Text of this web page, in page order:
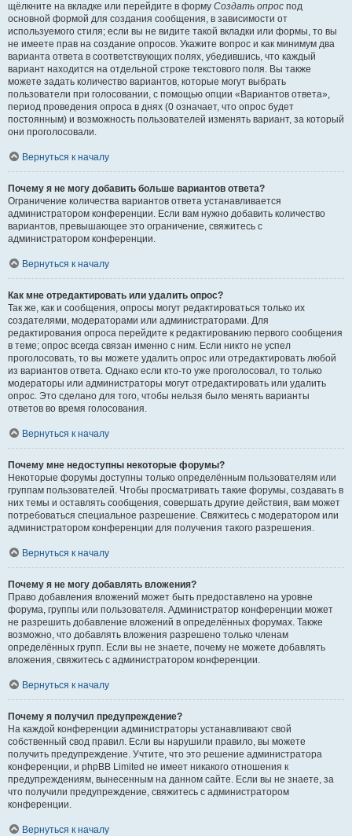
щёлкните на вкладке или перейдите в форму Создать опрос под
основной формой для создания сообщения, в зависимости от
используемого стиля; если вы не видите такой вкладки или формы, то вы
не имеете прав на создание опросов. Укажите вопрос и как минимум два
варианта ответа в соответствующих полях, убедившись, что каждый
вариант находится на отдельной строке текстового поля. Вы также
можете задать количество вариантов, которые могут выбрать
пользователи при голосовании, с помощью опции «Вариантов ответа»,
период проведения опроса в днях (0 означает, что опрос будет
постоянным) и возможность пользователей изменять вариант, за который
они проголосовали.
Вернуться к началу
Почему я не могу добавить больше вариантов ответа?
Ограничение количества вариантов ответа устанавливается
администратором конференции. Если вам нужно добавить количество
вариантов, превышающее это ограничение, свяжитесь с
администратором конференции.
Вернуться к началу
Как мне отредактировать или удалить опрос?
Так же, как и сообщения, опросы могут редактироваться только их
создателями, модераторами или администраторами. Для
редактирования опроса перейдите к редактированию первого сообщения
в теме; опрос всегда связан именно с ним. Если никто не успел
проголосовать, то вы можете удалить опрос или отредактировать любой
из вариантов ответа. Однако если кто-то уже проголосовал, то только
модераторы или администраторы могут отредактировать или удалить
опрос. Это сделано для того, чтобы нельзя было менять варианты
ответов во время голосования.
Вернуться к началу
Почему мне недоступны некоторые форумы?
Некоторые форумы доступны только определённым пользователям или
группам пользователей. Чтобы просматривать такие форумы, создавать в
них темы и оставлять сообщения, совершать другие действия, вам может
потребоваться специальное разрешение. Свяжитесь с модератором или
администратором конференции для получения такого разрешения.
Вернуться к началу
Почему я не могу добавлять вложения?
Право добавления вложений может быть предоставлено на уровне
форума, группы или пользователя. Администратор конференции может
не разрешить добавление вложений в определённых форумах. Также
возможно, что добавлять вложения разрешено только членам
определённых групп. Если вы не знаете, почему не можете добавлять
вложения, свяжитесь с администратором конференции.
Вернуться к началу
Почему я получил предупреждение?
На каждой конференции администраторы устанавливают свой
собственный свод правил. Если вы нарушили правило, вы можете
получить предупреждение. Учтите, что это решение администратора
конференции, и phpBB Limited не имеет никакого отношения к
предупреждениям, вынесенным на данном сайте. Если вы не знаете, за
что получили предупреждение, свяжитесь с администратором
конференции.
Вернуться к началу